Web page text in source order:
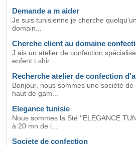
Demande a m aider
Je suis tunisienne je cherche
domain...
Cherche client au domaine
J ais un atelier de confection
enfent t shir...
Recherche atelier de confection
Bonjour, nous sommes une société
haut de gam...
Elegance tunisie
Nous sommes la Sté ‘’ELEGANCE
à 20 mn de l...
Societe de confection